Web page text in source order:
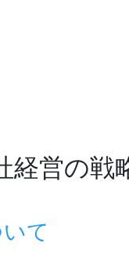
経営の戦
て